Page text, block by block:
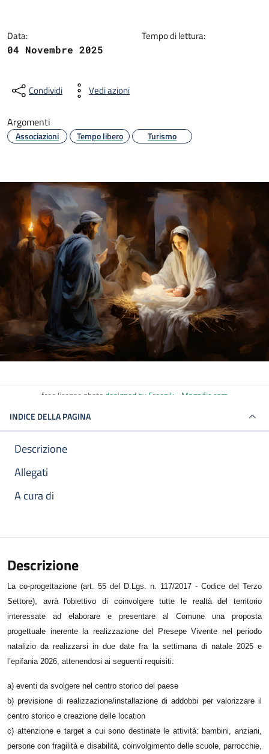
Data:
04 Novembre 2025
Tempo di lettura:
Condividi Vedi azioni
Argomenti
Associazioni Tempo libero Turismo
free license photo designed by Freepik - Magnific.com
INDICE DELLA PAGINA
Descrizione
Allegati
A cura di
Descrizione
La co-progettazione (art. 55 del D.Lgs. n. 117/2017 - Codice del Terzo
Settore), avrà l'obiettivo di coinvolgere tutte le realtà del territorio
interessate ad elaborare e presentare al Comune una proposta
progettuale inerente la realizzazione del Presepe Vivente nel periodo
natalizio da realizzarsi in due date fra la settimana di natale 2025 e
l’epifania 2026, attenendosi ai seguenti requisiti:
a) eventi da svolgere nel centro storico del paese
b) previsione di realizzazione/installazione di addobbi per valorizzare il
centro storico e creazione delle location
c) attenzione e target a cui sono destinate le attività: bambini, anziani,
persone confragilità e disabilità, coinvolgimento delle scuole, parrocchie,